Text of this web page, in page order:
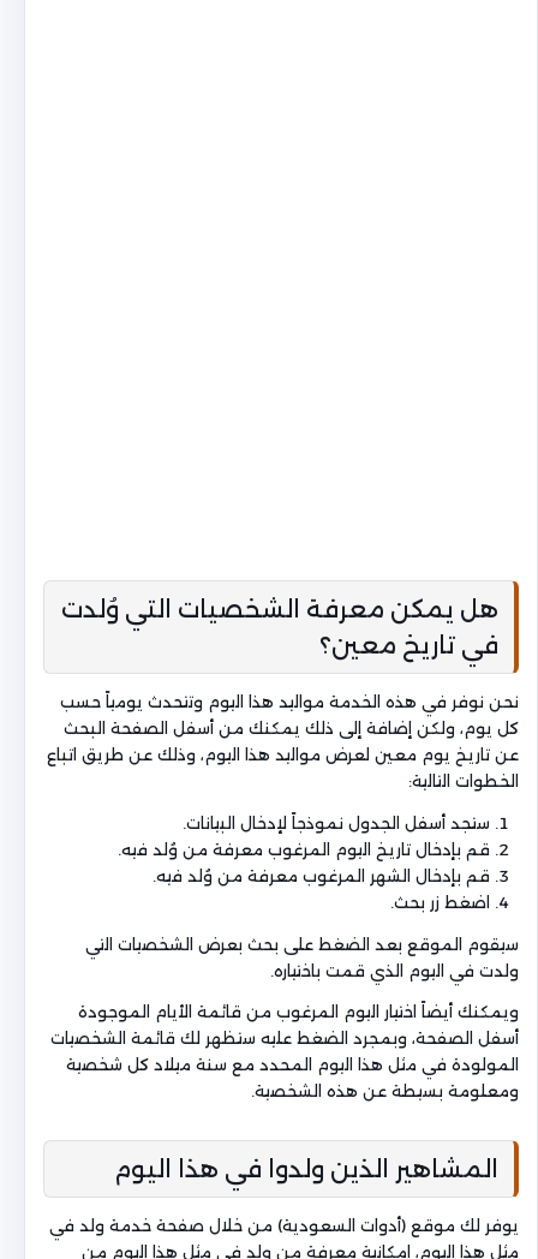
هل يمكن معرفة الشخصيات التي وُلدت
في تاريخ معين؟
نحن نوفر في هذه الخدمة مواليد هذا اليوم وتتحدث يومياً حسب
كل يوم، ولكن إضافة إلى ذلك يمكنك من أسفل الصفحة البحث
عن تاريخ يوم معين لعرض مواليد هذا اليوم، وذلك عن طريق اتباع
الخطوات التالية:
ستجد أسفل الجدول نموذجاً لإدخال البيانات.
قم بإدخال تاريخ اليوم المرغوب معرفة من وُلد فيه.
قم بإدخال الشهر المرغوب معرفة من وُلد فيه.
اضغط زر بحث.
سيقوم الموقع بعد الضغط على بحث بعرض الشخصيات التي
ولدت في اليوم الذي قمت باختياره.
ويمكنك أيضاً اختيار اليوم المرغوب من قائمة الأيام الموجودة
أسفل الصفحة، وبمجرد الضغط عليه ستظهر لك قائمة الشخصيات
المولودة في مثل هذا اليوم المحدد مع سنة ميلاد كل شخصية
ومعلومة بسيطة عن هذه الشخصية.
المشاهير الذين ولدوا في هذا اليوم
يوفر لك موقع (أدوات السعودية) من خلال صفحة خدمة ولد في
مثل هذا اليوم، إمكانية معرفة من ولد في مثل هذا اليوم من